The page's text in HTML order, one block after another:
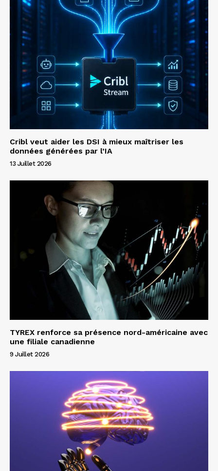
Cribl veut aider les DSI à mieux maîtriser les
données générées par l’IA
13 Juillet 2026
TYREX renforce sa présence nord-américaine avec
une filiale canadienne
9 Juillet 2026